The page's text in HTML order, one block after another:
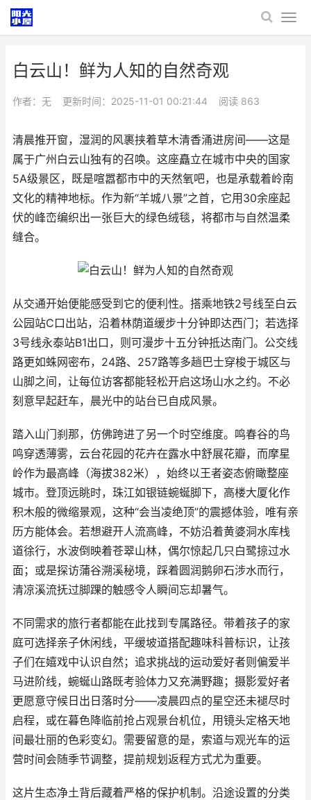
白云山！鲜为人知的自然奇观
作者：无 更新时间：2025-11-01 00:21:44 阅读 863
清晨推开窗，湿润的风裹挟着草木清香涌进房间——这是
属于广州白云山独有的召唤。这座矗立在城市中央的国家
5A级景区，既是喧嚣都市中的天然氧吧，也是承载着岭南
文化的精神地标。作为新“羊城八景”之首，它用30余座起
伏的峰峦编织出一张巨大的绿色绒毯，将都市与自然温柔
缝合。
从交通开始便能感受到它的便利性。搭乘地铁2号线至白云
公园站C口出站，沿着林荫道缓步十分钟即达西门；若选择
3号线永泰站B1出口，则可漫步十五分钟抵达南门。公交线
路更如蛛网密布，24路、257路等多趟巴士穿梭于城区与
山脚之间，让每位访客都能轻松开启这场山水之约。不必
刻意早起赶车，晨光中的站台已自成风景。
踏入山门刹那，仿佛跨进了另一个时空维度。鸣春谷的鸟
鸣穿透薄雾，云台花园的花卉在露水中舒展花瓣，而摩星
岭作为最高峰（海拔382米），始终以王者姿态俯瞰整座
城市。登顶远眺时，珠江如银链蜿蜒脚下，高楼大厦化作
积木般的微缩景观，这种“会当凌绝顶”的震撼体验，唯有亲
历方能体会。若想避开人流高峰，不妨沿着黄婆洞水库栈
道徐行，水波倒映着苍翠山林，偶尔惊起几只白鹭掠过水
面；或是探访蒲谷溯溪秘境，踩着圆润鹅卵石涉水而行，
清凉溪流抚过脚踝的触感令人瞬间忘却暑气。
不同需求的旅行者都能在此找到专属路径。带着孩子的家
庭可选择亲子休闲线，平缓坡道搭配趣味科普标识，让孩
子们在嬉戏中认识自然；追求挑战的运动爱好者则偏爱半
马进阶线，蜿蜒山路既考验体力又充满野趣；摄影爱好者
更愿意守候日出日落时分——凌晨四点的星空还未褪尽时
启程，或在暮色降临前抢占观景台机位，用镜头定格天地
间最壮丽的色彩变幻。需要留意的是，索道与观光车的运
营时间会随季节调整，提前规划返程方式尤为重要。
这片生态净土背后藏着严格的保护机制。沿途设置的分类